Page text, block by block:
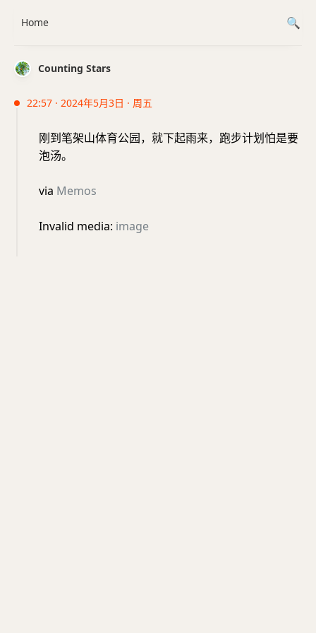
Counting Stars
22:57 · 2024年5月3日 · 周五
刚到笔架山体育公园，就下起雨来，跑步计划怕是要
泡汤。
via Memos
Invalid media: image
Home